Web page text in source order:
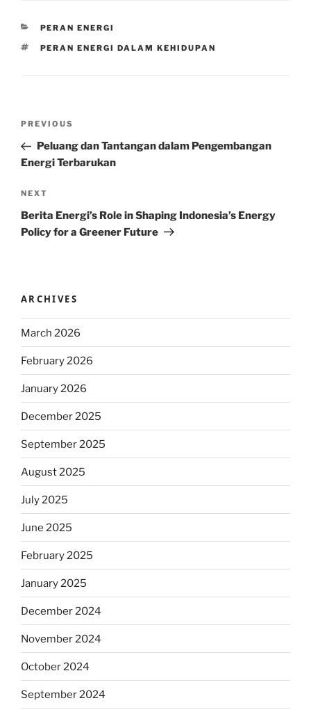
CATEGORIES
PERAN ENERGI
TAGS
PERAN ENERGI DALAM KEHIDUPAN
Previous
Post
PREVIOUS
Peluang dan Tantangan dalam Pengembangan
Energi Terbarukan
Next
Post
NEXT
Berita Energi’s Role in Shaping Indonesia’s Energy
Policy for a Greener Future
ARCHIVES
March 2026
February 2026
January 2026
December 2025
September 2025
August 2025
July 2025
June 2025
February 2025
January 2025
December 2024
November 2024
October 2024
September 2024